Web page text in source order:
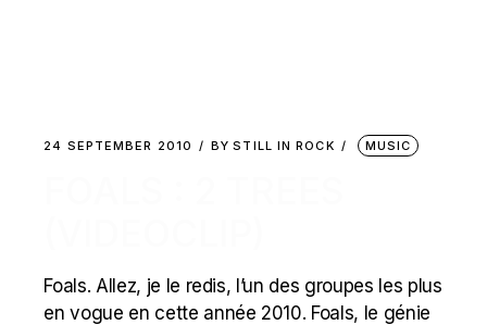
24 SEPTEMBER 2010 BY STILL IN ROCK MUSIC
Foals. Allez, je le redis, l’un des groupes les plus
en vogue en cette année 2010. Foals, le génie